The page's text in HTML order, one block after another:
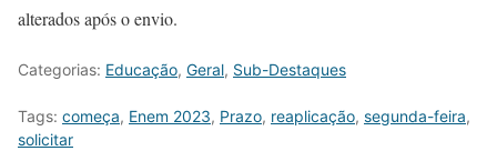
alterados após o envio.
Categorias: Educação, Geral, Sub-Destaques
Tags: começa, Enem 2023, Prazo, reaplicação, segunda-feira,
solicitar